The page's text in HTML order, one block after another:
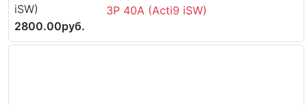
iSW)
2800.00руб.